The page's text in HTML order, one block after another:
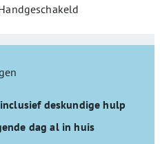
deskundige hulp
dag al in huis